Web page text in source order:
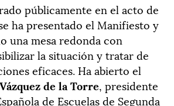
públicamente en el acto de
ha presentado el Manifiesto y
una mesa redonda con
la situación y tratar de
eficaces. Ha abierto el
de la Torre, presidente
de Escuelas de Segunda